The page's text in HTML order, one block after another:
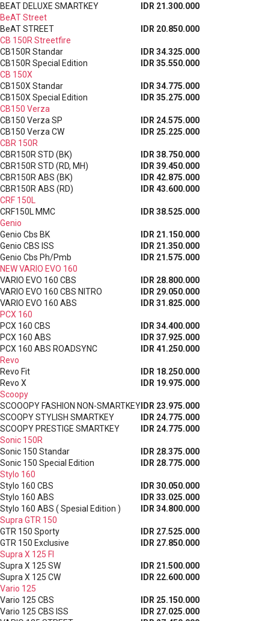
BEAT DELUXE SMARTKEY
IDR 21.300.000
BeAT Street
BeAT STREET
IDR 20.850.000
CB 150R Streetfire
CB150R Standar
IDR 34.325.000
CB150R Special Edition
IDR 35.550.000
CB 150X
CB150X Standar
IDR 34.775.000
CB150X Special Edition
IDR 35.275.000
CB150 Verza
CB150 Verza SP
IDR 24.575.000
CB150 Verza CW
IDR 25.225.000
CBR 150R
CBR150R STD (BK)
IDR 38.750.000
CBR150R STD (RD, MH)
IDR 39.450.000
CBR150R ABS (BK)
IDR 42.875.000
CBR150R ABS (RD)
IDR 43.600.000
CRF 150L
CRF150L MMC
IDR 38.525.000
Genio
Genio Cbs BK
IDR 21.150.000
Genio CBS ISS
IDR 21.350.000
Genio Cbs Ph/Pmb
IDR 21.575.000
NEW VARIO EVO 160
VARIO EVO 160 CBS
IDR 28.800.000
VARIO EVO 160 CBS NITRO
IDR 29.050.000
VARIO EVO 160 ABS
IDR 31.825.000
PCX 160
PCX 160 CBS
IDR 34.400.000
PCX 160 ABS
IDR 37.925.000
PCX 160 ABS ROADSYNC
IDR 41.250.000
Revo
Revo Fit
IDR 18.250.000
Revo X
IDR 19.975.000
Scoopy
SCOOOPY FASHION NON-SMARTKEY IDR 23.975.000
SCOOPY STYLISH SMARTKEY
IDR 24.775.000
SCOOPY PRESTIGE SMARTKEY
IDR 24.775.000
Sonic 150R
Sonic 150 Standar
IDR 28.375.000
Sonic 150 Special Edition
IDR 28.775.000
Stylo 160
Stylo 160 CBS
IDR 30.050.000
Stylo 160 ABS
IDR 33.025.000
Stylo 160 ABS ( Spesial Edition )
IDR 34.800.000
Supra GTR 150
GTR 150 Sporty
IDR 27.525.000
GTR 150 Exclusive
IDR 27.850.000
Supra X 125 FI
Supra X 125 SW
IDR 21.500.000
Supra X 125 CW
IDR 22.600.000
Vario 125
Vario 125 CBS
IDR 25.150.000
Vario 125 CBS ISS
IDR 27.025.000